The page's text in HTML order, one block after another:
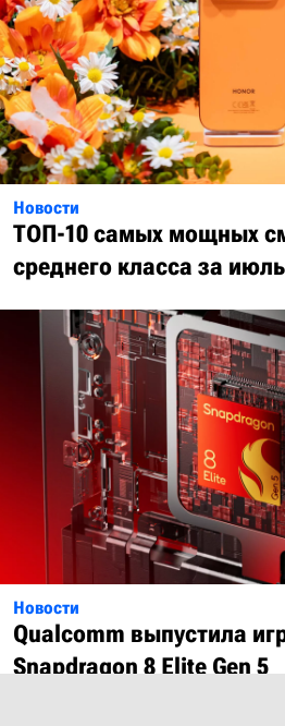
Новости
ТОП-10 самых мощных
среднего класса за
Новости
Qualcomm выпустила
Snapdragon 8 Elite Gen 5